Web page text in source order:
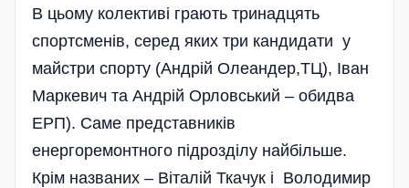
В цьому колективі грають тринадцять
спортсменів, серед яких три кандидати у
майстри спорту (Андрій Олеандер,ТЦ), Іван
Маркевич та Андрій Орловський – обидва
ЕРП). Саме представників
енергоремонтного підрозділу найбільше.
Крім названих – Віталій Ткачук і Володимир